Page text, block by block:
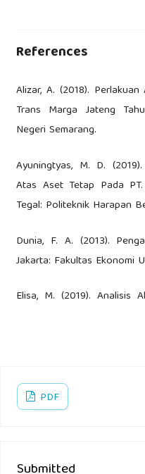
References
Alizar, A. (2018).
Trans Marga Jateng
Negeri Semarang.
Ayuningtyas, M. D.
Atas Aset Tetap Pada
Tegal: Politeknik Harapan
Dunia, F. A. (2013).
Jakarta: Fakultas Ekonomi
Elisa, M. (2019). Analisis
Mega Distribusi Utama
Keuangan Daerah. Jakarta:
Yogyakarta: Universitas
PDF